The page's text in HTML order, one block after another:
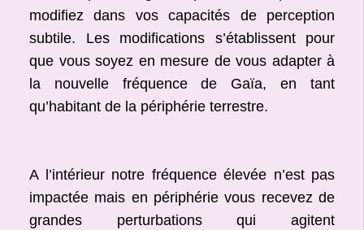
modifiez dans vos capacités de perception
subtile. Les modifications s’établissent pour
que vous soyez en mesure de vous adapter à
la nouvelle fréquence de Gaïa, en tant
qu’habitant de la périphérie terrestre.
A l’intérieur notre fréquence élevée n’est pas
impactée mais en périphérie vous recevez de
grandes perturbations qui agitent